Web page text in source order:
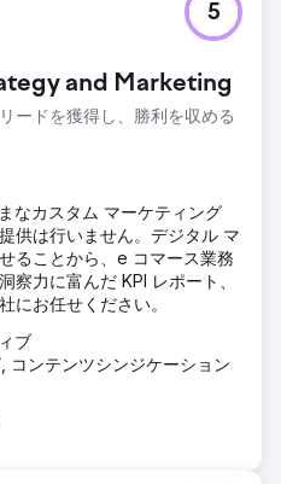
and Marketing
ードを獲得し、勝利を収める
5
なカスタム マーケティング
供は行いません。デジタル マ
ることから、e コマース業務
察力に富んだ KPI レポート、
にお任せください。
ブ
コンテンツシンジケーション